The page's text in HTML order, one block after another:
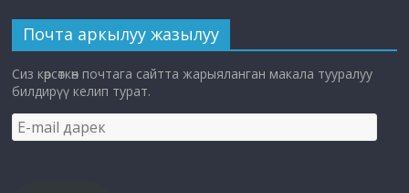
Почта аркылуу жазылуу
Сиз көрсөткөн почтага сайтта жарыяланган макала тууралуу
билдирүү келип турат.
E-
mail